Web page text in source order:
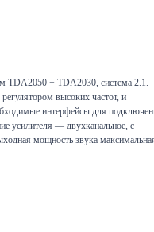
TDA2050 + TDA2030, система 2.1.
высоких частот, и
интерфейсы для
усилителя — двухканальное, с
мощность звука